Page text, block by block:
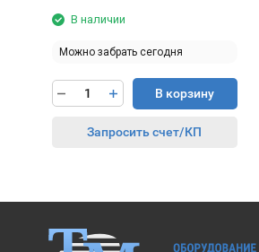
В наличии
Можно забрать сегодня
В корзину
Запросить счет/КП